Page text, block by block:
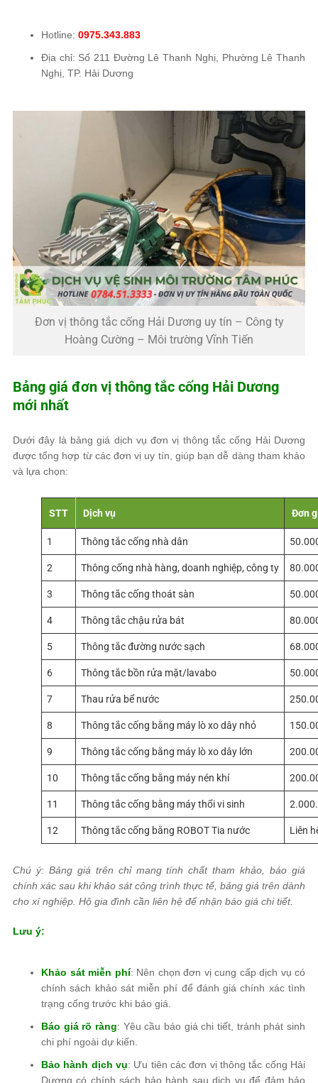
Hotline: 0975.343.883
Địa chỉ: Số 211 Đường Lê Thanh Nghị, Phường Lê Thanh
Nghị, TP. Hải Dương
Đơn vị thông tắc cống Hải Dương uy tín – Công ty
Hoàng Cường – Môi trường Vĩnh Tiến
Bảng giá đơn vị thông tắc cống Hải Dương
mới nhất
Dưới đây là bảng giá dịch vụ đơn vị thông tắc cống Hải Dương
được tổng hợp từ các đơn vị uy tín, giúp bạn dễ dàng tham khảo
và lựa chọn:
STT Dịch vụ Đơn
1 Thông tắc cống nhà dân
2 Thông cống nhà hàng, doanh nghiệp, công ty
3 Thông tắc cống thoát sàn
4 Thông tắc chậu rửa bát
5 Thông tắc đường nước sạch
6 Thông tắc bồn rửa mặt/lavabo
7 Thau rửa bể nước
8 Thông tắc cống bằng máy lò xo dây nhỏ
9 Thông tắc cống bằng máy lò xo dây lớn
10 Thông tắc cống bằng máy nén khí
11 Thông tắc cống bằng máy thổi vi sinh
12 Thông tắc cống bằng ROBOT Tia nước Liên
Chú ý: Bảng giá trên chỉ mang tính chất tham khảo, báo giá
chính xác sau khi khảo sát công trình thực tế, bảng giá trên dành
cho xí nghiệp. Hộ gia đình cần liên hệ để nhận báo giá chi tiết.
Lưu ý:
Khảo sát miễn phí: Nên chọn đơn vị cung cấp dịch vụ có
chính sách khảo sát miễn phí để đánh giá chính xác tình
trạng cống trước khi báo giá.
Báo giá rõ ràng: Yêu cầu báo giá chi tiết, tránh phát sinh
chi phí ngoài dự kiến.
Bảo hành dịch vụ: Ưu tiên các đơn vị thông tắc cống Hải
Dương có chính sách bảo hành sau dịch vụ để đảm bảo